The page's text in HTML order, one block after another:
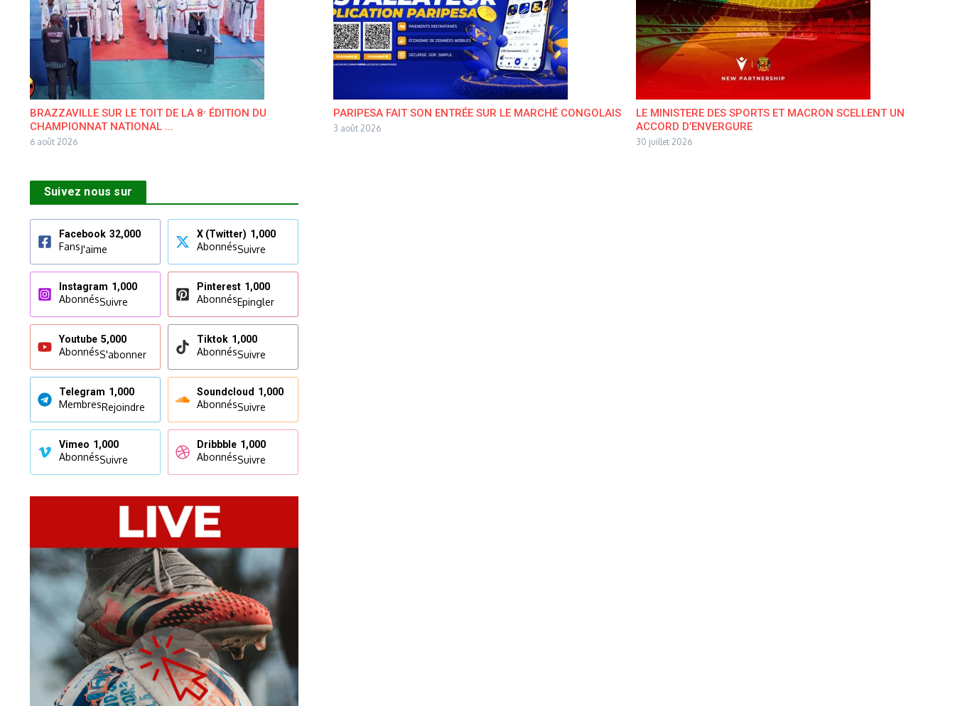
BRAZZAVILLE SUR LE TOIT DE LA 8ᵉ ÉDITION DU
CHAMPIONNAT NATIONAL ...
6 août 2026
PARIPESA FAIT SON ENTRÉE SUR LE MARCHÉ CONGOLAIS
3 août 2026
LE MINISTERE DES SPORTS ET MACRON SCELLENT UN
ACCORD D’ENVERGURE
30 juillet 2026
Suivez nous sur
Facebook 32,000
FansJ'aime
X (Twitter) 1,000
AbonnésSuivre
Instagram 1,000
AbonnésSuivre
Pinterest 1,000
AbonnésEpingler
Youtube 5,000
AbonnésS'abonner
Tiktok 1,000
AbonnésSuivre
Telegram 1,000
MembresRejoindre
Soundcloud 1,000
AbonnésSuivre
Vimeo 1,000
AbonnésSuivre
Dribbble 1,000
AbonnésSuivre